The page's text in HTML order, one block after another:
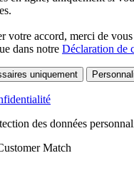
votre accord, merci de vous
dans notre Déclaration de
uniquement
des données
Match